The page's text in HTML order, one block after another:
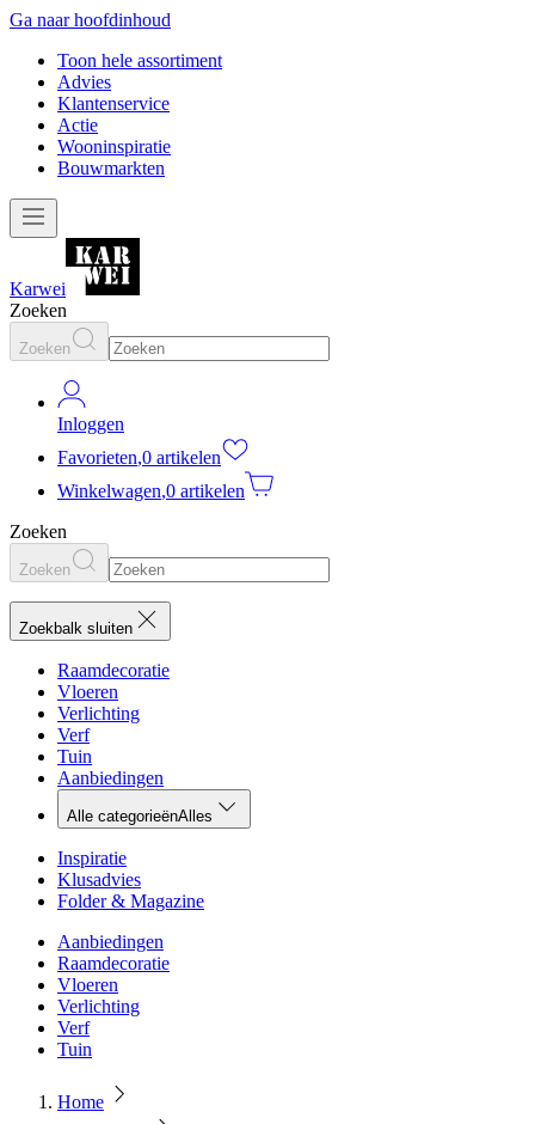
Ga naar hoofdinhoud
Toon hele assortiment
Advies
Klantenservice
Actie
Wooninspiratie
Bouwmarkten
Karwei
Zoeken
Zoeken
Inloggen
Favorieten,0 artikelen
Winkelwagen,0 artikelen
Zoeken
Zoeken
Zoekbalk sluiten
Raamdecoratie
Vloeren
Verlichting
Verf
Tuin
Aanbiedingen
Alle categorieënAlles
Inspiratie
Klusadvies
Folder & Magazine
Aanbiedingen
Raamdecoratie
Vloeren
Verlichting
Verf
Tuin
Home